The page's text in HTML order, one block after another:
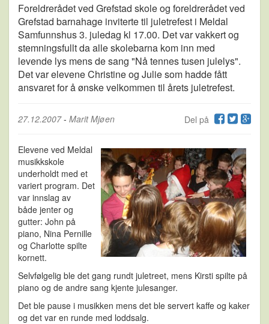
Foreldrerådet ved Grefstad skole og foreldrerådet ved
Grefstad barnahage inviterte til juletrefest i Meldal
Samfunnshus 3. juledag kl 17.00. Det var vakkert og
stemningsfullt da alle skolebarna kom inn med
levende lys mens de sang "Nå tennes tusen julelys".
Det var elevene Christine og Julie som hadde fått
ansvaret for å ønske velkommen til årets juletrefest.
Del på
27.12.2007- Marit Mjøen
Elevene ved Meldal
musikkskole
underholdt med et
variert program. Det
var innslag av
både jenter og
gutter: John på
piano, Nina Pernille
og Charlotte spilte
kornett.
Selvfølgelig ble det gang rundt juletreet, mens Kirsti spilte på
piano og de andre sang kjente julesanger.
Det ble pause i musikken mens det ble servert kaffe og kaker
og det var en runde med loddsalg.